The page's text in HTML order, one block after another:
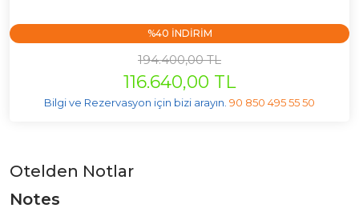
%40 INDIRIM
194.400,00 TL
116.640,00 TL
Bilgi ve Rezervasyon için bizi arayın. 90 850 495 55 50
Otelden Notlar
Notes